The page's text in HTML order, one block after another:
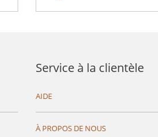
Service à la clientèle
AIDE
À PROPOS DE NOUS